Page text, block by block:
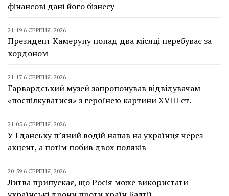
фінансові дані його бізнесу
21:19 6 СЕРПНЯ, 2026
Президент Камеруну понад два місяці перебуває за
кордоном
21:17 6 СЕРПНЯ, 2026
Гарвардський музей запропонував відвідувачам
«поспілкуватися» з героїнею картини XVIII ст.
21:05 6 СЕРПНЯ, 2026
У Гданську п’яний водій напав на українця через
акцент, а потім побив двох поляків
20:59 6 СЕРПНЯ, 2026
Литва припускає, що Росія може використати